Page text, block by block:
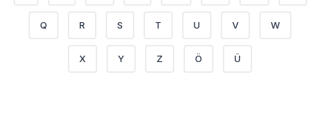
Q R S T U V W
X Y Z Ö Ü